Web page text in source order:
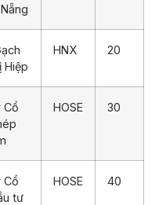
Hiệp
HNX 20
Cổ
HOSE 30
Cổ
tư
HOSE 40